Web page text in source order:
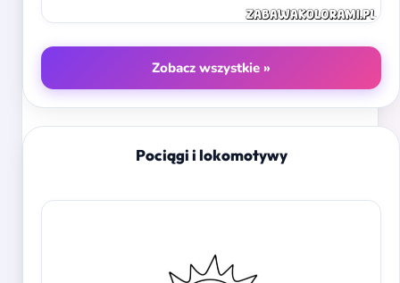
Zobacz wszystkie »
Pociągi i lokomotywy